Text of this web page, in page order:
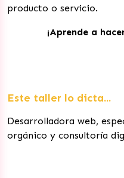
producto o servicio.
¡Aprende a
Este taller lo dicta...
Desarrolladora web,
orgánico y consultoría